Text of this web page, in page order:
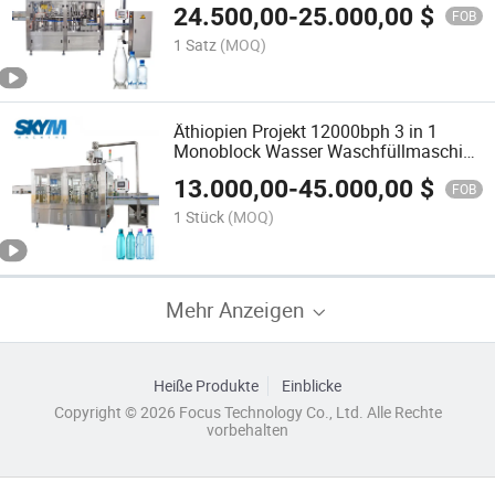
24.500,00-25.000,00 $ FOB
1 Satz (MOQ)
Äthiopien Projekt 12000bph 3 in 1
Monoblock Wasser Waschfüllmaschine
13.000,00-45.000,00 $ FOB
1 Stück (MOQ)
Mehr Anzeigen
Heiße Produkte
Einblicke
Copyright © 2026 Focus Technology Co., Ltd. Alle Rechte
vorbehalten